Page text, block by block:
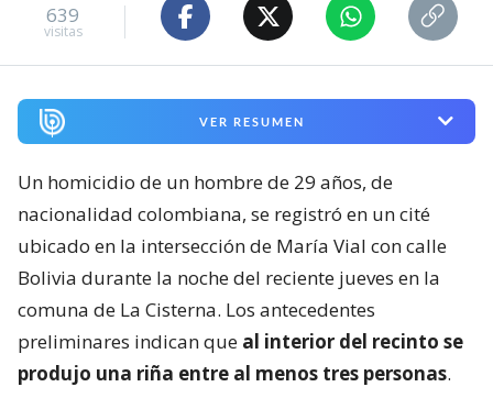
639
visitas
VER RESUMEN
Un homicidio de un hombre de 29 años, de
nacionalidad colombiana, se registró en un cité
ubicado en la intersección de María Vial con calle
Bolivia durante la noche del reciente jueves en la
comuna de La Cisterna. Los antecedentes
preliminares indican que al interior del recinto se
produjo una riña entre al menos tres personas.